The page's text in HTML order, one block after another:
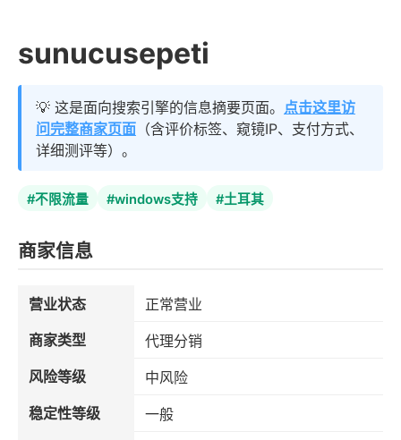
sunucusepeti
💡 这是面向搜索引擎的信息摘要页面。 点击这里访
问完整商家页面 （含评价标签、窥镜IP、支付方式、
详细测评等）。
#不限流量 #windows支持 #土耳其
商家信息
营业状态
正常营业
商家类型
代理分销
风险等级
中风险
稳定性等级
一般